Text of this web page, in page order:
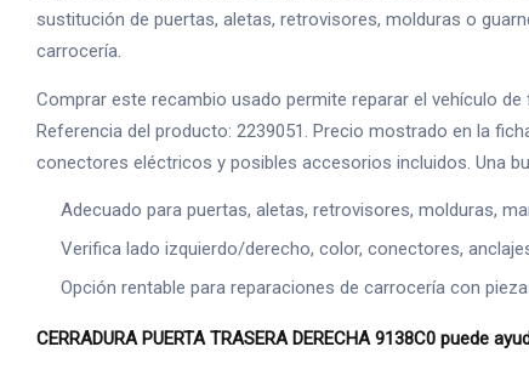
sustitución de puertas, aletas, retrovisores, molduras o
carrocería.
Comprar este recambio usado permite reparar el vehículo
Referencia del producto: 2239051. Precio mostrado en la
conectores eléctricos y posibles accesorios incluidos. Una
Adecuado para puertas, aletas, retrovisores, molduras,
Verifica lado izquierdo/derecho, color, conectores,
Opción rentable para reparaciones de carrocería con
CERRADURA PUERTA TRASERA DERECHA 9138C0